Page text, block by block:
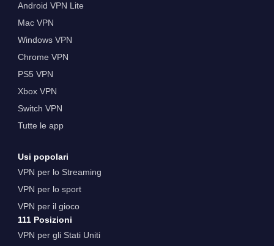
Android VPN Lite
Mac VPN
Windows VPN
Chrome VPN
PS5 VPN
Xbox VPN
Switch VPN
Tutte le app
Usi popolari
VPN per lo Streaming
VPN per lo sport
VPN per il gioco
111 Posizioni
VPN per gli Stati Uniti